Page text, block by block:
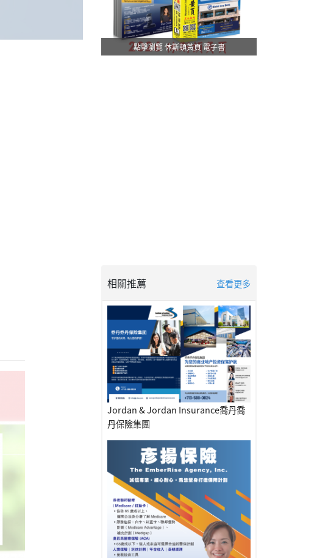
點擊瀏覽 休斯頓黃頁 電子書
相關推薦 查看更多
Jordan & Jordan Insurance喬丹喬
丹保險集團